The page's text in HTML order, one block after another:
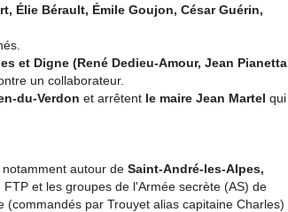
Élie Bérault, Émile Goujon, César Guérin,
et Digne (René Dedieu-Amour, Jean Pianetta
un collaborateur.
du-Verdon et arrêtent le maire Jean Martel qui
autour de Saint-André-les-Alpes,
et les groupes de l'Armée secrète (AS) de
par Trouyet alias capitaine Charles)